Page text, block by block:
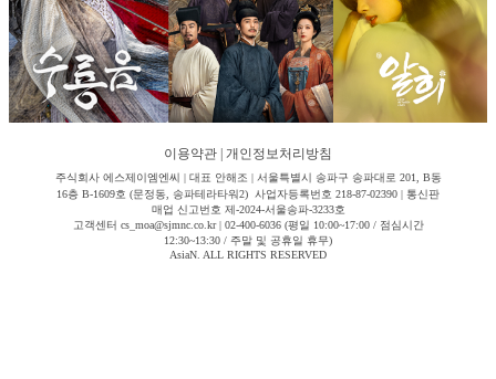
이용약관 개인정보처리방침
주식회사 에스제이엠엔씨 | 대표 안해조 | 서울특별시 송파구 송파대로 201, B동
16층 B-1609호 (문정동, 송파테라타워2) 사업자등록번호 218-87-02390 | 통신판
매업 신고번호 제-2024-서울송파-3233호
고객센터 cs_moa@sjmnc.co.kr | 02-400-6036 (평일 10:00~17:00 / 점심시간
12:30~13:30 / 주말 및 공휴일 휴무)
AsiaN. ALL RIGHTS RESERVED